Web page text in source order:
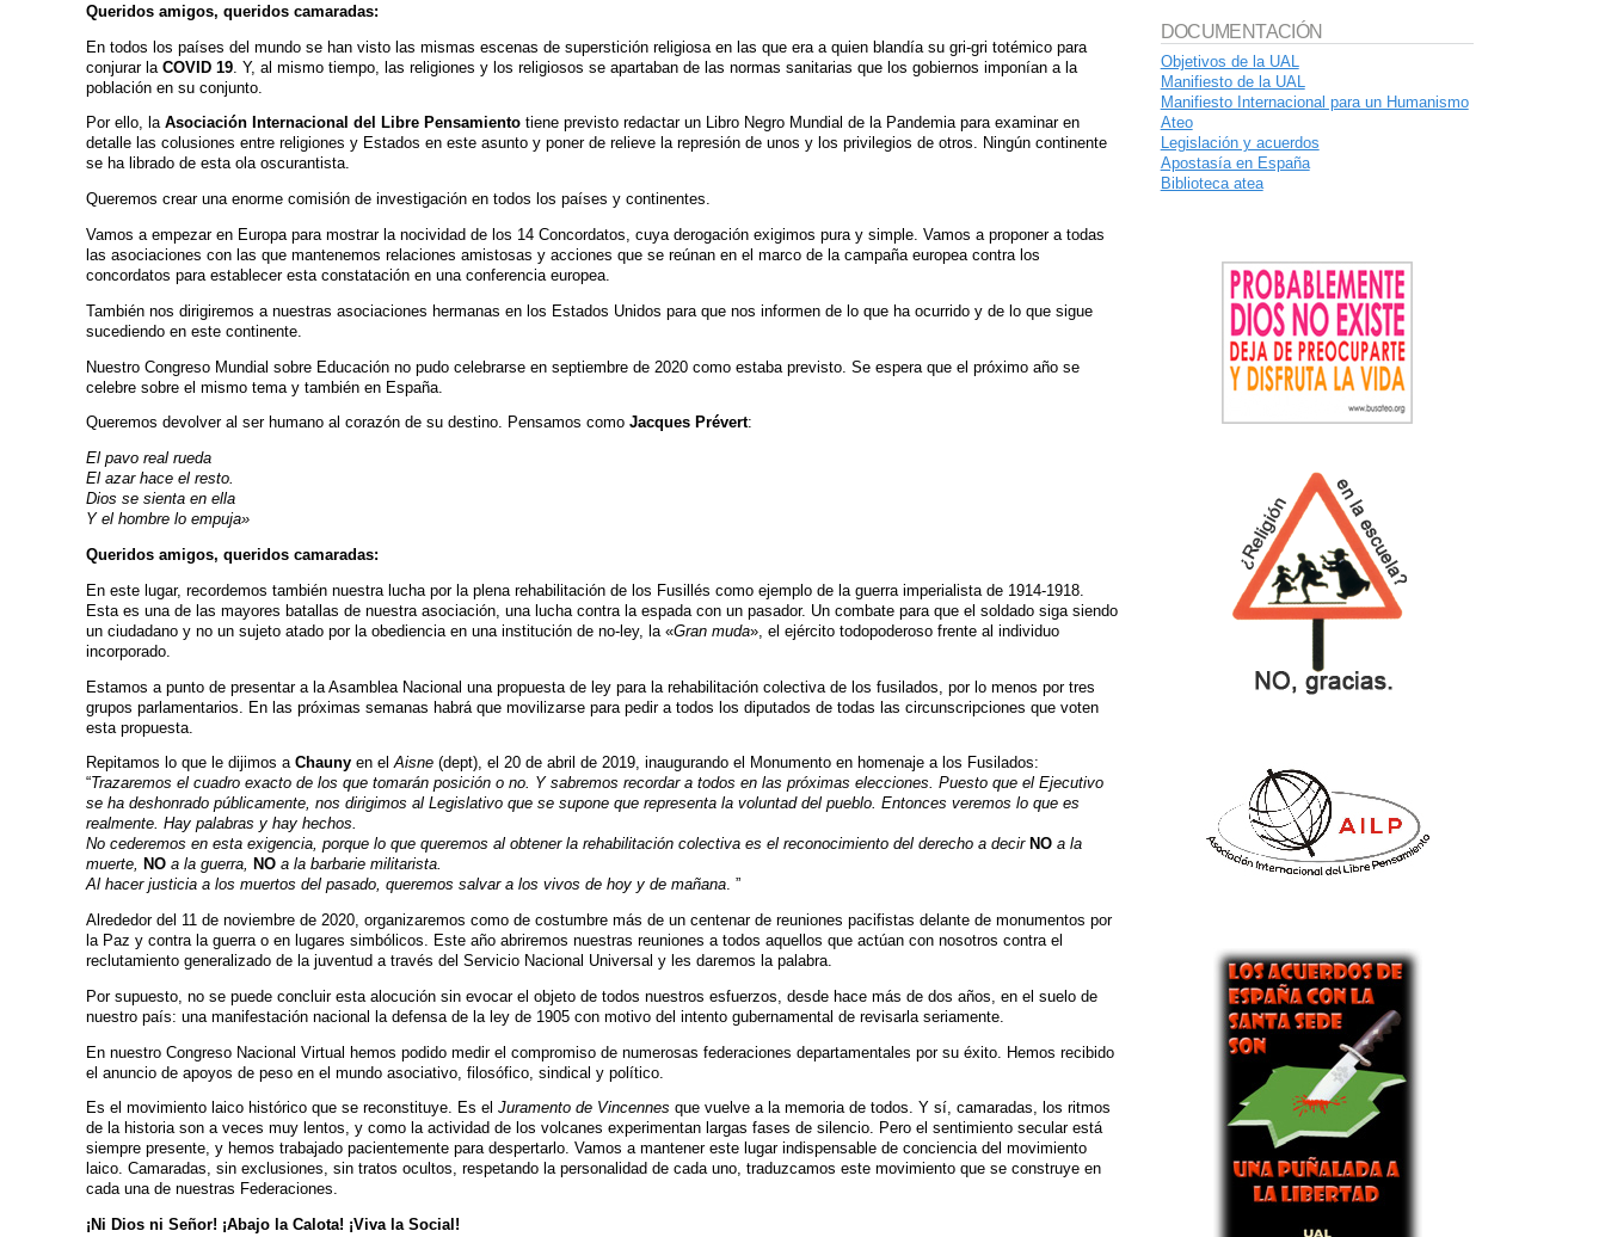
Queridos amigos, queridos camaradas:
En todos los países del mundo se han visto las mismas escenas de superstición religiosa en las que era a quien blandía su gri-gri totémico para
conjurar la COVID 19 . Y, al mismo tiempo, las religiones y los religiosos se apartaban de las normas sanitarias que los gobiernos imponían a la
población en su conjunto.
Por ello, la Asociación Internacional del Libre Pensamiento tiene previsto redactar un Libro Negro Mundial de la Pandemia para examinar en
detalle las colusiones entre religiones y Estados en este asunto y poner de relieve la represión de unos y los privilegios de otros. Ningún continente
se ha librado de esta ola oscurantista.
Queremos crear una enorme comisión de investigación en todos los países y continentes.
Vamos a empezar en Europa para mostrar la nocividad de los 14 Concordatos, cuya derogación exigimos pura y simple. Vamos a proponer a todas
las asociaciones con las que mantenemos relaciones amistosas y acciones que se reúnan en el marco de la campaña europea contra los
concordatos para establecer esta constatación en una conferencia europea.
También nos dirigiremos a nuestras asociaciones hermanas en los Estados Unidos para que nos informen de lo que ha ocurrido y de lo que sigue
sucediendo en este continente.
Nuestro Congreso Mundial sobre Educación no pudo celebrarse en septiembre de 2020 como estaba previsto. Se espera que el próximo año se
celebre sobre el mismo tema y también en España.
Queremos devolver al ser humano al corazón de su destino. Pensamos como Jacques Prévert:
El pavo real rueda
El azar hace el resto.
Dios se sienta en ella
Y el hombre lo empuja»
Queridos amigos, queridos camaradas:
En este lugar, recordemos también nuestra lucha por la plena rehabilitación de los Fusillés como ejemplo de la guerra imperialista de 1914-1918.
Esta es una de las mayores batallas de nuestra asociación, una lucha contra la espada con un pasador. Un combate para que el soldado siga siendo
un ciudadano y no un sujeto atado por la obediencia en una institución de no-ley, la «Gran muda», el ejército todopoderoso frente al individuo
incorporado.
Estamos a punto de presentar a la Asamblea Nacional una propuesta de ley para la rehabilitación colectiva de los fusilados, por lo menos por tres
grupos parlamentarios. En las próximas semanas habrá que movilizarse para pedir a todos los diputados de todas las circunscripciones que voten
esta propuesta.
Repitamos lo que le dijimos a Chauny en elAisne (dept), el 20 de abril de 2019, inaugurando el Monumento en homenaje a los Fusilados:
“Trazaremos el cuadro exacto de los que tomarán posición o no. Y sabremos recordar a todos en las próximas elecciones. Puesto que el Ejecutivo
se ha deshonrado públicamente, nos dirigimos al Legislativo que se supone que representa la voluntad del pueblo. Entonces veremos lo que es
realmente. Hay palabras y hay hechos.
No cederemos en esta exigencia, porque lo que queremos al obtener la rehabilitación colectiva es el reconocimiento del derecho a decir NO a la
muerte, NO a la guerra, NO a la barbarie militarista.
Al hacer justicia a los muertos del pasado, queremos salvar a los vivos de hoy y de mañana. ”
Alrededor del 11 de noviembre de 2020, organizaremos como de costumbre más de un centenar de reuniones pacifistas delante de monumentos por
la Paz y contra la guerra o en lugares simbólicos. Este año abriremos nuestras reuniones a todos aquellos que actúan con nosotros contra el
reclutamiento generalizado de la juventud a través del Servicio Nacional Universal y les daremos la palabra.
Por supuesto, no se puede concluir esta alocución sin evocar el objeto de todos nuestros esfuerzos, desde hace más de dos años, en el suelo de
nuestro país: una manifestación nacional la defensa de la ley de 1905 con motivo del intento gubernamental de revisarla seriamente.
En nuestro Congreso Nacional Virtual hemos podido medir el compromiso de numerosas federaciones departamentales por su éxito. Hemos recibido
el anuncio de apoyos de peso en el mundo asociativo, filosófico, sindical y político.
Es el movimiento laico histórico que se reconstituye. Es el Juramento de Vincennes que vuelve a la memoria de todos. Y sí, camaradas, los ritmos
de la historia son a veces muy lentos, y como la actividad de los volcanes experimentan largas fases de silencio. Pero el sentimiento secular está
siempre presente, y hemos trabajado pacientemente para despertarlo. Vamos a mantener este lugar indispensable de conciencia del movimiento
laico. Camaradas, sin exclusiones, sin tratos ocultos, respetando la personalidad de cada uno, traduzcamos este movimiento que se construye en
cada una de nuestras Federaciones.
¡Ni Dios ni Señor! ¡Abajo la Calota! ¡Viva la Social!
DOCUMENTACIÓN
Objetivos de la UAL
Manifiesto de la UAL
Manifiesto Internacional para un Humanismo
Ateo
Legislación y acuerdos
Apostasía en España
Biblioteca atea